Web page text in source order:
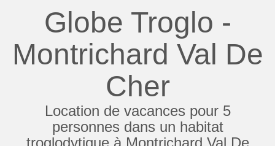
Globe Troglo -
Montrichard Val De
Cher
Location de vacances pour 5
personnes dans un habitat